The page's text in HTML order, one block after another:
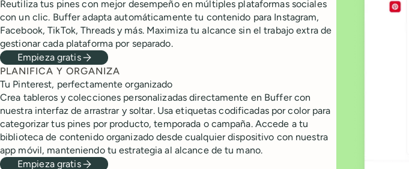
Reutiliza tus pines con mejor desempeño en múltiples plataformas sociales
con un clic. Buffer adapta automáticamente tu contenido para Instagram,
Facebook, TikTok, Threads y más. Maximiza tu alcance sin el trabajo extra de
gestionar cada plataforma por separado.
Empieza gratis
PLANIFICA Y ORGANIZA
Tu Pinterest, perfectamente organizado
Crea tableros y colecciones personalizadas directamente en Buffer con
nuestra interfaz de arrastrar y soltar. Usa etiquetas codificadas por color para
categorizar tus pines por producto, temporada o campaña. Accede a tu
biblioteca de contenido organizado desde cualquier dispositivo con nuestra
app móvil, manteniendo tu estrategia al alcance de tu mano.
Empieza gratis